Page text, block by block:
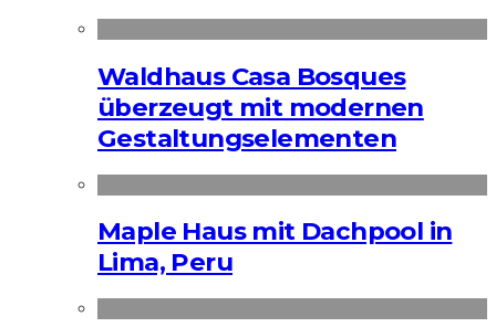
Waldhaus Casa Bosques
überzeugt mit modernen
Gestaltungselementen
Maple Haus mit Dachpool in
Lima, Peru